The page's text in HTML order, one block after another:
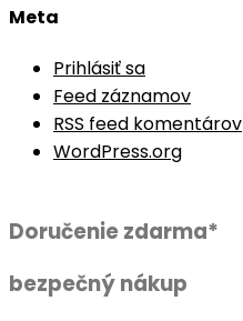
Meta
Prihlásiť sa
Feed záznamov
RSS feed komentárov
WordPress.org
Doručenie zdarma*
bezpečný nákup